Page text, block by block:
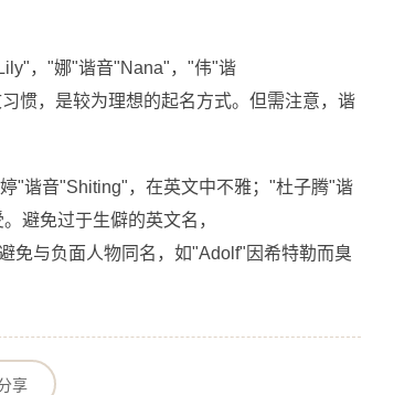
，"娜"谐音"Nana"，"伟"谐
惯，是较为理想的起名方式。但需注意，谐
"谐音"Shiting"，在英文中不雅；"杜子腾"谐
避免过于生僻的英文名，
免与负面人物同名，如"Adolf"因希特勒而臭
享